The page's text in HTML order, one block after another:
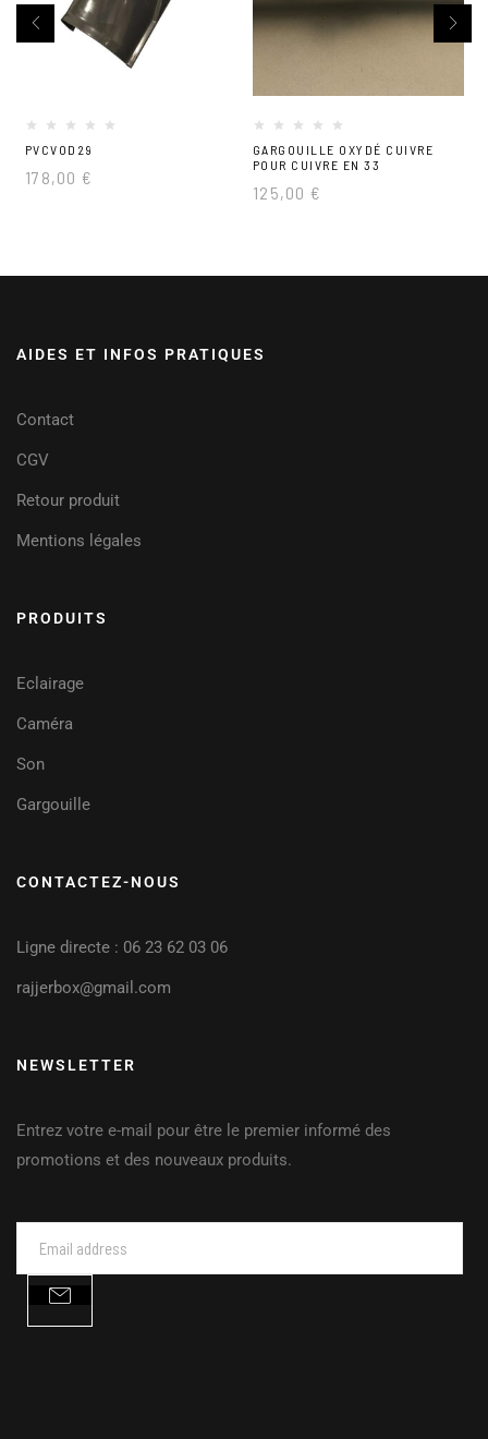
PVCVOD29
178,00 €
GARGOUILLE OXYDÉ CUIVRE
POUR CUIVRE EN 33
125,00 €
AIDES ET INFOS PRATIQUES
Contact
CGV
Retour produit
Mentions légales
PRODUITS
Eclairage
Caméra
Son
Gargouille
CONTACTEZ-NOUS
Ligne directe : 06 23 62 03 06
rajjerbox@gmail.com
NEWSLETTER
Entrez votre e-mail pour être le premier informé des
promotions et des nouveaux produits.